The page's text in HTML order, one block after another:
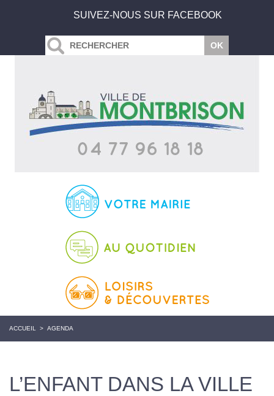
SUIVEZ-NOUS SUR FACEBOOK
ACCUEIL > AGENDA
L’ENFANT DANS LA VILLE